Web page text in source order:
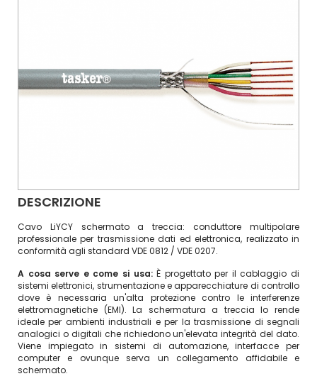
DESCRIZIONE
Cavo LiYCY schermato a treccia: conduttore multipolare
professionale per trasmissione dati ed elettronica, realizzato in
conformità agli standard VDE 0812 / VDE 0207.
A cosa serve e come si usa:È progettato per il cablaggio di
sistemi elettronici, strumentazione e apparecchiature di controllo
dove è necessaria un'alta protezione contro le interferenze
elettromagnetiche (EMI). La schermatura a treccia lo rende
ideale per ambienti industriali e per la trasmissione di segnali
analogici o digitali che richiedono un'elevata integrità del dato.
Viene impiegato in sistemi di automazione, interfacce per
computer e ovunque serva un collegamento affidabile e
schermato.